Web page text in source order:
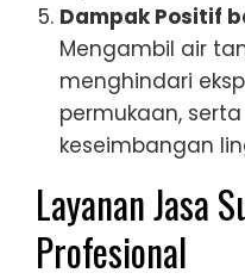
Dampak Positif
Mengambil air
menghindari
permukaan,
keseimbangan
Layanan Jasa
Profesional